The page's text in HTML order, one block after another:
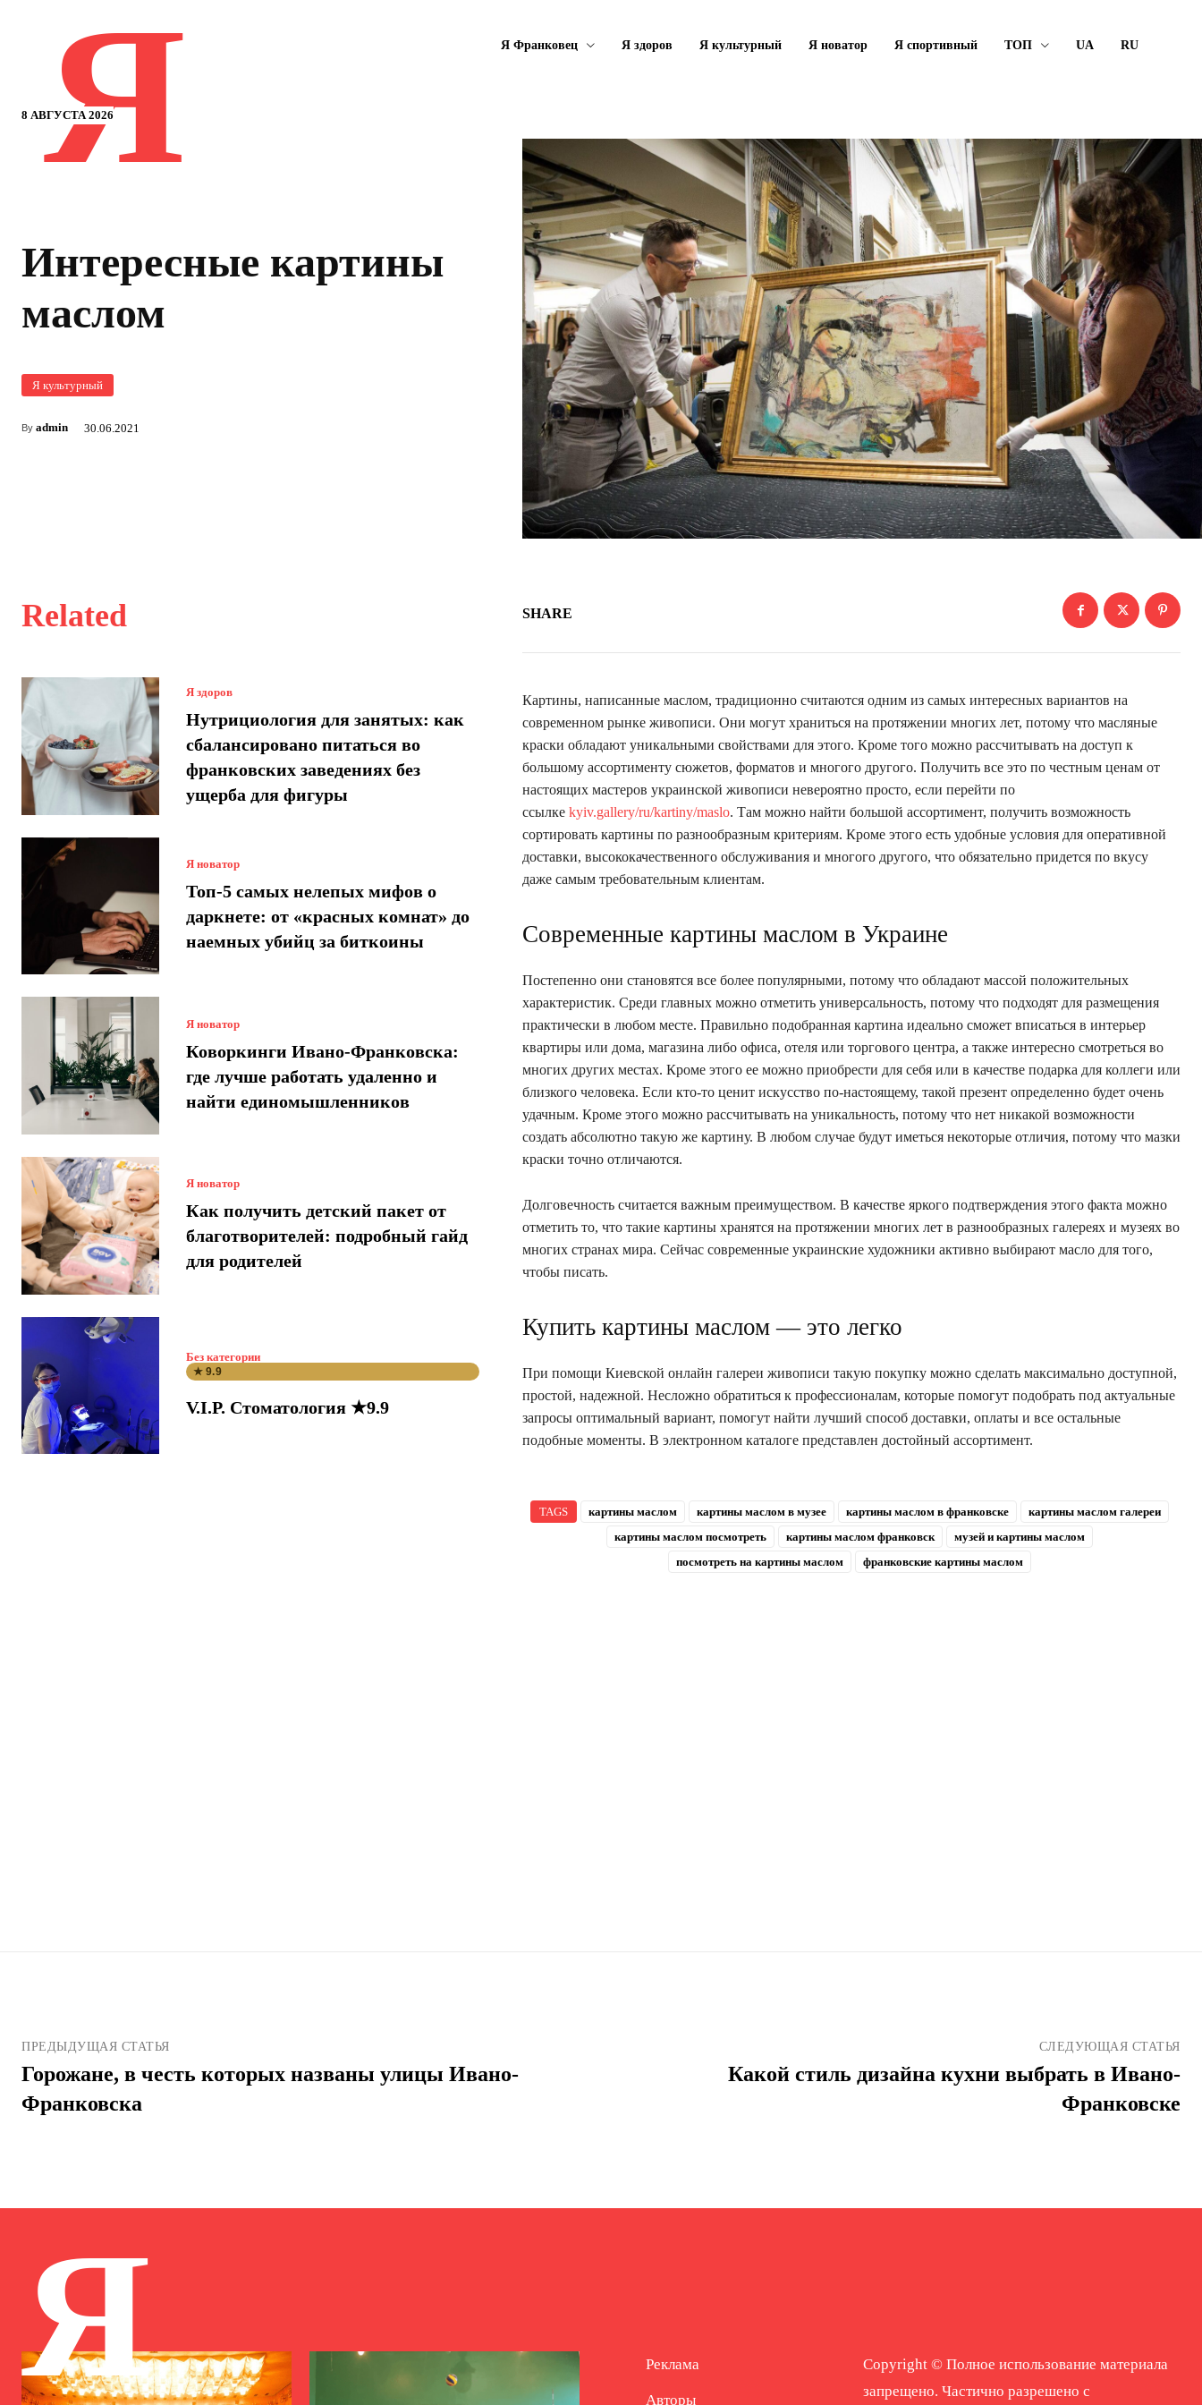
8 АВГУСТА 2026
Я Я Франковец Я здоров Я культурный Я новатор Я спортивный ТОП UA RU
Интересные картины
маслом
Я культурный
By admin 30.06.2021
Related
Я здоров
Нутрициология для занятых: как
сбалансировано питаться во
франковских заведениях без
ущерба для фигуры
Я новатор
Топ-5 самых нелепых мифов о
даркнете: от «красных комнат» до
наемных убийц за биткоины
Я новатор
Коворкинги Ивано-Франковска:
где лучше работать удаленно и
найти единомышленников
Я новатор
Как получить детский пакет от
благотворителей: подробный гайд
для родителей
Без категории
★ 9.9
V.I.P. Стоматология ★9.9
SHARE
Картины, написанные маслом, традиционно считаются одним из самых интересных вариантов на
современном рынке живописи. Они могут храниться на протяжении многих лет, потому что масляные
краски обладают уникальными свойствами для этого. Кроме того можно рассчитывать на доступ к
большому ассортименту сюжетов, форматов и многого другого. Получить все это по честным ценам от
настоящих мастеров украинской живописи невероятно просто, если перейти по
ссылке kyiv.gallery/ru/kartiny/maslo. Там можно найти большой ассортимент, получить возможность
сортировать картины по разнообразным критериям. Кроме этого есть удобные условия для оперативной
доставки, высококачественного обслуживания и многого другого, что обязательно придется по вкусу
даже самым требовательным клиентам.
Современные картины маслом в Украине
Постепенно они становятся все более популярными, потому что обладают массой положительных
характеристик. Среди главных можно отметить универсальность, потому что подходят для размещения
практически в любом месте. Правильно подобранная картина идеально сможет вписаться в интерьер
квартиры или дома, магазина либо офиса, отеля или торгового центра, а также интересно смотреться во
многих других местах. Кроме этого ее можно приобрести для себя или в качестве подарка для коллеги или
близкого человека. Если кто-то ценит искусство по-настоящему, такой презент определенно будет очень
удачным. Кроме этого можно рассчитывать на уникальность, потому что нет никакой возможности
создать абсолютно такую же картину. В любом случае будут иметься некоторые отличия, потому что мазки
краски точно отличаются.
Долговечность считается важным преимуществом. В качестве яркого подтверждения этого факта можно
отметить то, что такие картины хранятся на протяжении многих лет в разнообразных галереях и музеях во
многих странах мира. Сейчас современные украинские художники активно выбирают масло для того,
чтобы писать.
Купить картины маслом — это легко
При помощи Киевской онлайн галереи живописи такую покупку можно сделать максимально доступной,
простой, надежной. Несложно обратиться к профессионалам, которые помогут подобрать под актуальные
запросы оптимальный вариант, помогут найти лучший способ доставки, оплаты и все остальные
подобные моменты. В электронном каталоге представлен достойный ассортимент.
TAGS картины маслом картины маслом в музее картины маслом в франковске
картины маслом галереи
картины маслом посмотреть
картины маслом франковск
музей и картины маслом
посмотреть на картины маслом
франковские картины маслом
ПРЕДЫДУЩАЯ СТАТЬЯ
Горожане, в честь которых названы улицы Ивано-
Франковска
СЛЕДУЮЩАЯ СТАТЬЯ
Какой стиль дизайна кухни выбрать в Ивано-
Франковске
Я Реклама
Авторы
Copyright © Полное использование материала
запрещено. Частично разрешено с